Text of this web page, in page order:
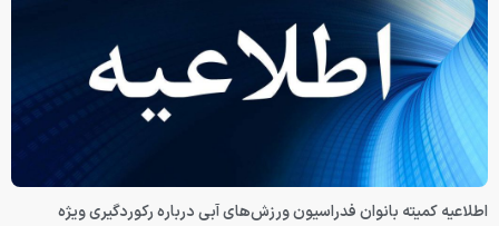
اطلاعیه کمیته بانوان فدراسیون ورزش‌های آبی درباره رکوردگیری ویژه